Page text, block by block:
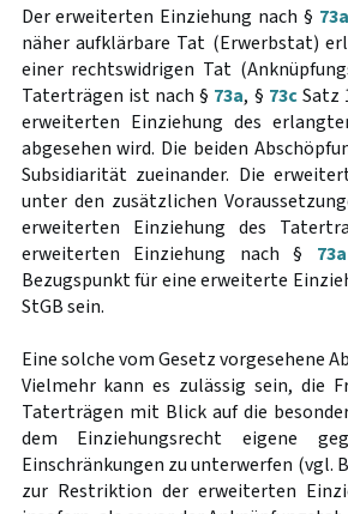
Der erweiterten Einziehung nach § 73a
näher aufklärbare Tat (Erwerbstat)
einer rechtswidrigen Tat
Taterträgen ist nach § 73a, § 73cSatz
erweiterten Einziehung des
abgesehen wird. Die beiden
Subsidiarität zueinander. Die
unter den zusätzlichen
erweiterten Einziehung des
erweiterten Einziehung nach § 73a
Bezugspunkt für eine erweiterte
StGB sein.
Eine solche vom Gesetz vorgesehene
Vielmehr kann es zulässig sein, die
Taterträgen mit Blick auf die
dem Einziehungsrecht eigene
Einschränkungen zu unterwerfen (vgl.
zur Restriktion der erweiterten